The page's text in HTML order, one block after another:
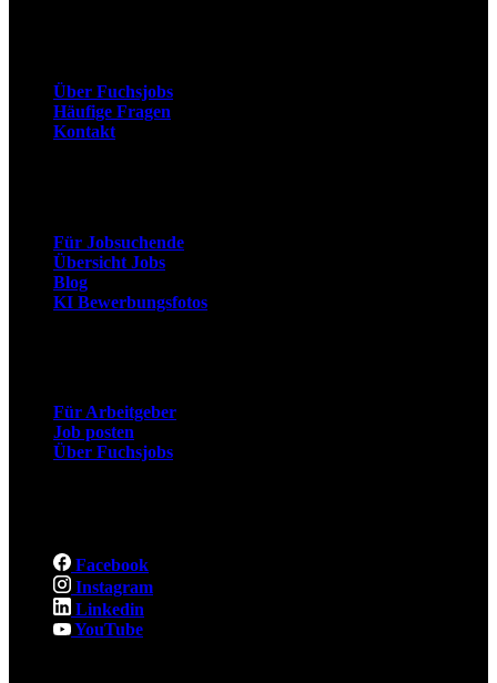
Über Fuchsjobs
Häufige Fragen
Kontakt
Für Jobsuchende
Übersicht Jobs
Blog
KI Bewerbungsfotos
Für Arbeitgeber
Job posten
Über Fuchsjobs
Facebook
Instagram
Linkedin
YouTube